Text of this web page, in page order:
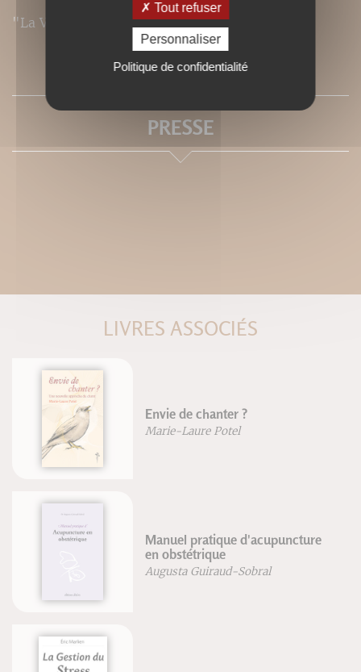
"La Vie" (avril 2012)
SOMMAIRE
PRESSE
LIVRES ASSOCIÉS
Envie de chanter ?
Marie-Laure Potel
Manuel pratique d'acupuncture
en obstétrique
Augusta Guiraud-Sobral
Tout refuser
Personnaliser
Politique de confidentialité